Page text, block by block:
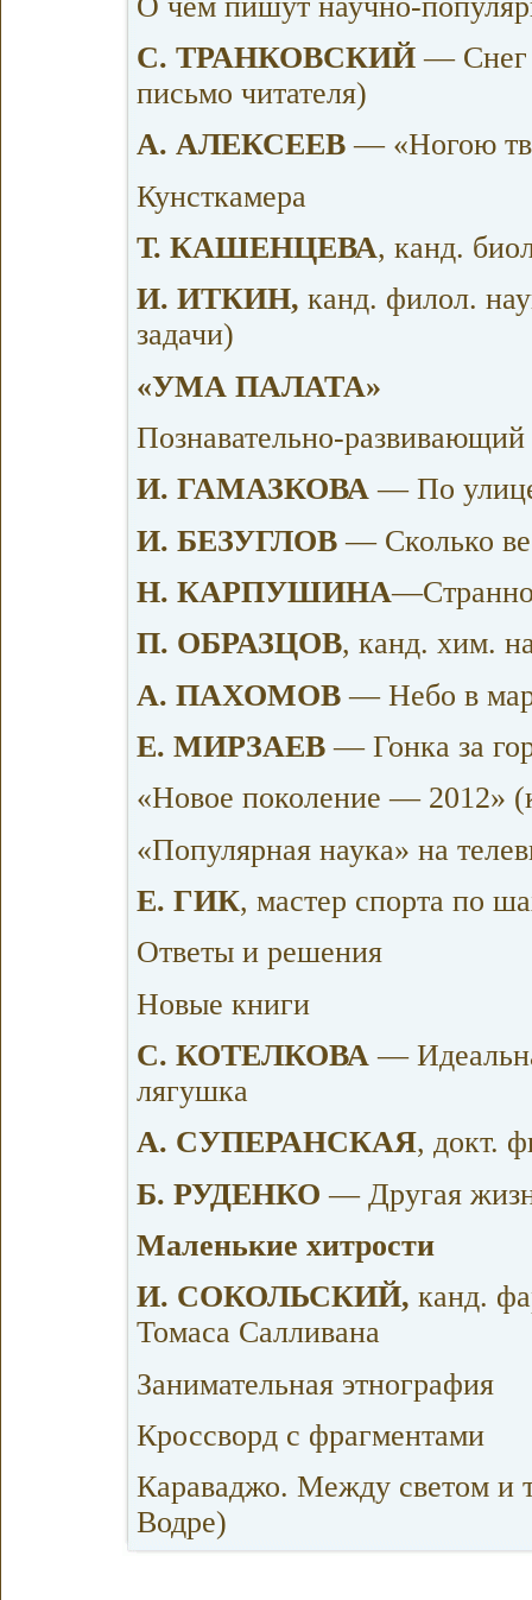
С. ТРАНКОВСКИЙ— Снег
письмо читателя)
А. АЛЕКСЕЕВ — «Ногою
Кунсткамера
Т. КАШЕНЦЕВА, канд.
И. ИТКИН, канд. филол.
задачи)
«УМА ПАЛАТА»
Познавательно-
И. ГАМАЗКОВА — По
И. БЕЗУГЛОВ — Сколько
Н. КАРПУШИНА
П. ОБРАЗЦОВ, канд. хим.
А. ПАХОМОВ — Небо в
Е. МИРЗАЕВ — Гонка за
«Новое поколение — 2012»
«Популярная наука» на
Е. ГИК, мастер спорта по
Ответы и решения
Новые книги
С. КОТЕЛКОВА —
лягушка
А. СУПЕРАНСКАЯ, докт.
Б. РУДЕНКО— Другая
Маленькие хитрости
И. СОКОЛЬСКИЙ, канд.
Томаса Салливана
Занимательная этнография
Кроссворд с фрагментами
Караваджо. Между светом и
Водре)